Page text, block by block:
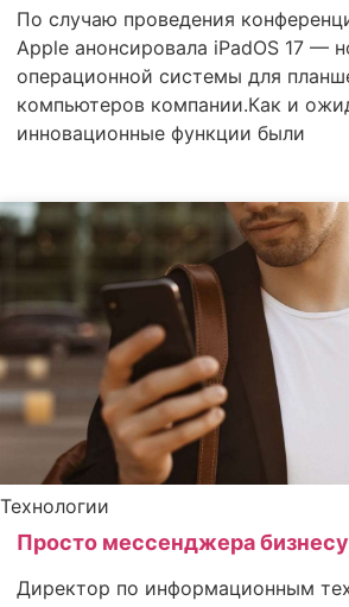
По случаю проведения
Apple анонсировала iPadOS 17 —
операционной системы для
компьютеров компании.Как и
инновационные функции были
Технологии
Просто мессенджера
Директор по информационным